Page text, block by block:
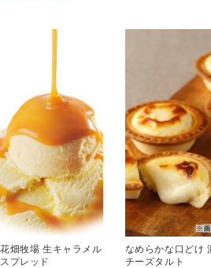
花畑牧場 生キャラメル
スプレッド
なめらかな口どけ
チーズタルト